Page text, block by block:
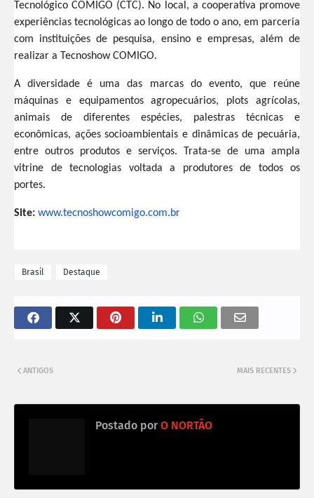
Tecnológico COMIGO (CTC). No local, a cooperativa promove
experiências tecnológicas ao longo de todo o ano, em parceria
com instituições de pesquisa, ensino e empresas, além de
realizar a Tecnoshow COMIGO.
A diversidade é uma das marcas do evento, que reúne
máquinas e equipamentos agropecuários, plots agrícolas,
animais de diferentes espécies, palestras técnicas e
econômicas, ações socioambientais e dinâmicas de pecuária,
entre outros produtos e serviços. Trata-se de uma ampla
vitrine de tecnologias voltada a produtores de todos os
portes.
Site: www.tecnoshowcomigo.com.br
Brasil Destaque
MAIS RECENTES
ANTIGOS
Postado por O NORTÃO